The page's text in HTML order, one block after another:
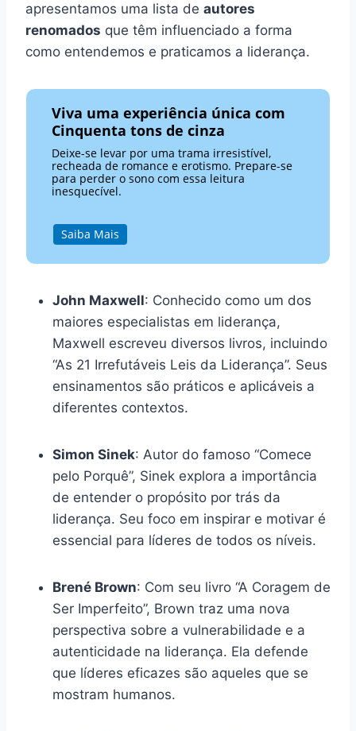
apresentamos uma lista de autores
renomados que têm influenciado a forma
como entendemos e praticamos a liderança.
Viva uma experiência única com
Cinquenta tons de cinza
Deixe-se levar por uma trama irresistível,
recheada de romance e erotismo. Prepare-se
para perder o sono com essa leitura
inesquecível.
Saiba Mais
John Maxwell: Conhecido como um dos
maiores especialistas em liderança,
Maxwell escreveu diversos livros, incluindo
“As 21 Irrefutáveis Leis da Liderança”. Seus
ensinamentos são práticos e aplicáveis a
diferentes contextos.
Simon Sinek: Autor do famoso “Comece
pelo Porquê”, Sinek explora a importância
de entender o propósito por trás da
liderança. Seu foco em inspirar e motivar é
essencial para líderes de todos os níveis.
Brené Brown: Com seu livro “A Coragem de
Ser Imperfeito”, Brown traz uma nova
perspectiva sobre a vulnerabilidade e a
autenticidade na liderança. Ela defende
que líderes eficazes são aqueles que se
mostram humanos.